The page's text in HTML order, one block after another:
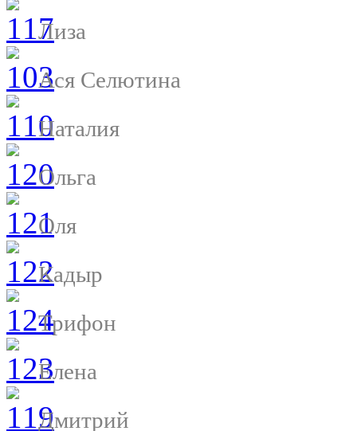
Лиза
Ася Селютина
Наталия
Ольга
Оля
Кадыр
Трифон
Елена
Дмитрий